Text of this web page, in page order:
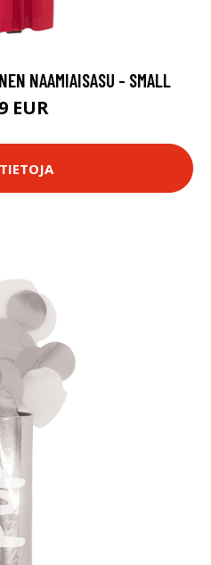
NAAMIAISASU - SMALL
EUR